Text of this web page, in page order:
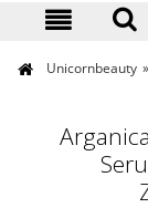
Unicornbeauty »